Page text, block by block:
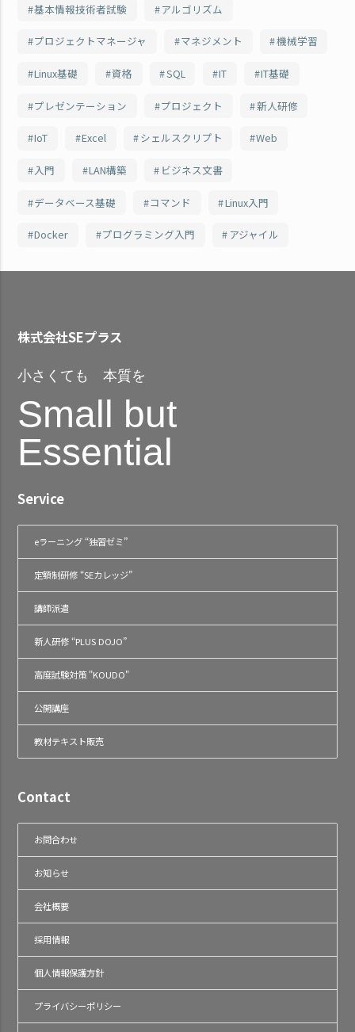
基本情報技術者試験 アルゴリズム
プロジェクトマネージャ マネジメント 機械学習
Linux基礎 資格 SQL IT IT基礎
プレゼンテーション プロジェクト 新人研修
IoT Excel シェルスクリプト Web
入門 LAN構築 ビジネス文書
データベース基礎 コマンド Linux入門
Docker プログラミング入門 アジャイル
株式会社SEプラス
小さくても 本質を
Small but
Essential
Service
eラーニング “独習ゼミ”
定額制研修 “SEカレッジ”
講師派遣
新人研修 “PLUS DOJO”
高度試験対策 "KOUDO"
公開講座
教材テキスト販売
Contact
お問合わせ
お知らせ
会社概要
採用情報
個人情報保護方針
プライバシーポリシー